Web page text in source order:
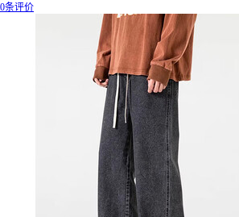
0条评价